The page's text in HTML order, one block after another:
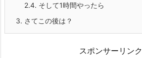
2.4. そして1時間やったら
3. さてこの後は？
スポンサーリンク